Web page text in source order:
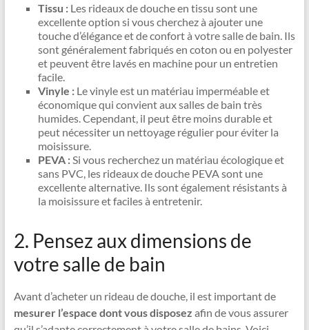
Tissu :Les rideaux de douche en tissu sont une
excellente option si vous cherchez à ajouter une
touche d’élégance et de confort à votre salle de bain. Ils
sont généralement fabriqués en coton ou en polyester
et peuvent être lavés en machine pour un entretien
facile.
Vinyle :Le vinyle est un matériau imperméable et
économique qui convient aux salles de bain très
humides. Cependant, il peut être moins durable et
peut nécessiter un nettoyage régulier pour éviter la
moisissure.
PEVA :Si vous recherchez un matériau écologique et
sans PVC, les rideaux de douche PEVA sont une
excellente alternative. Ils sont également résistants à
la moisissure et faciles à entretenir.
2. Pensez aux dimensions de
votre salle de bain
Avant d’acheter un rideau de douche, il est important de
mesurer l’espace dont vous disposez afin de vous assurer